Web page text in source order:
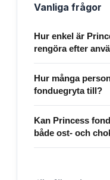
Vanliga frågor
Hur enkel är
rengöra efter
Hur många
fonduegryta till?
Kan Princess
både ost- och